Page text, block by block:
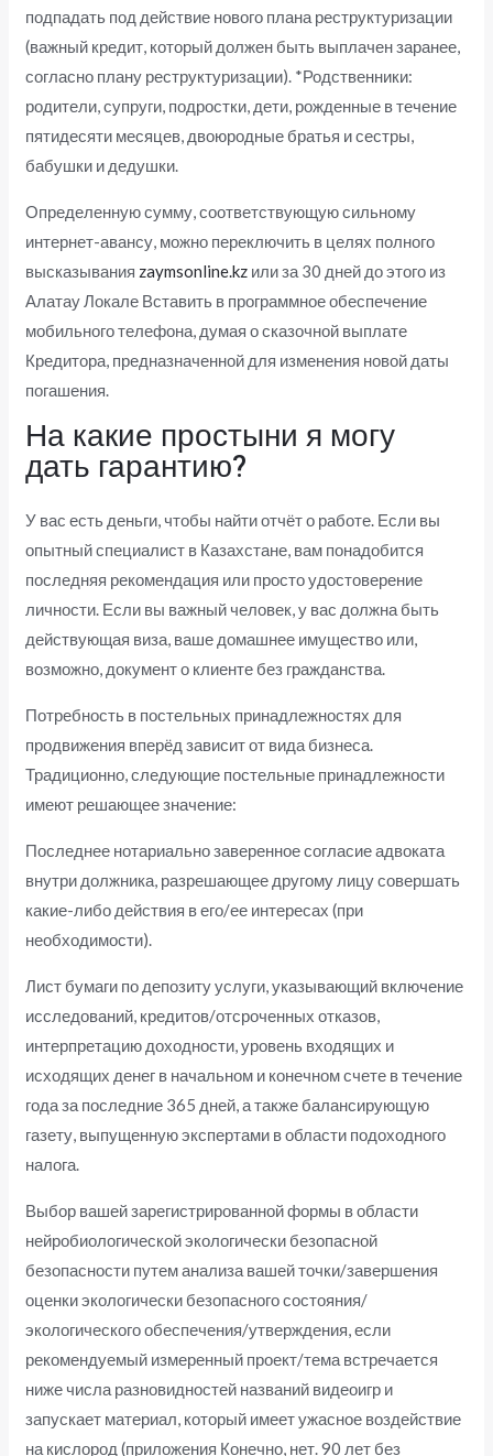
подпадать под действие нового плана реструктуризации
(важный кредит, который должен быть выплачен заранее,
согласно плану реструктуризации). *Родственники:
родители, супруги, подростки, дети, рожденные в течение
пятидесяти месяцев, двоюродные братья и сестры,
бабушки и дедушки.
Определенную сумму, соответствующую сильному
интернет-авансу, можно переключить в целях полного
высказывания zaymsonline.kz или за 30 дней до этого из
Алатау Локале Вставить в программное обеспечение
мобильного телефона, думая о сказочной выплате
Кредитора, предназначенной для изменения новой даты
погашения.
На какие простыни я могу
дать гарантию?
У вас есть деньги, чтобы найти отчёт о работе. Если вы
опытный специалист в Казахстане, вам понадобится
последняя рекомендация или просто удостоверение
личности. Если вы важный человек, у вас должна быть
действующая виза, ваше домашнее имущество или,
возможно, документ о клиенте без гражданства.
Потребность в постельных принадлежностях для
продвижения вперёд зависит от вида бизнеса.
Традиционно, следующие постельные принадлежности
имеют решающее значение:
Последнее нотариально заверенное согласие адвоката
внутри должника, разрешающее другому лицу совершать
какие-либо действия в его/ее интересах (при
необходимости).
Лист бумаги по депозиту услуги, указывающий включение
исследований, кредитов/отсроченных отказов,
интерпретацию доходности, уровень входящих и
исходящих денег в начальном и конечном счете в течение
года за последние 365 дней, а также балансирующую
газету, выпущенную экспертами в области подоходного
налога.
Выбор вашей зарегистрированной формы в области
нейробиологической экологически безопасной
безопасности путем анализа вашей точки/завершения
оценки экологически безопасного состояния/
экологического обеспечения/утверждения, если
рекомендуемый измеренный проект/тема встречается
ниже числа разновидностей названий видеоигр и
запускает материал, который имеет ужасное воздействие
на кислород (приложения Конечно, нет. 90 лет без